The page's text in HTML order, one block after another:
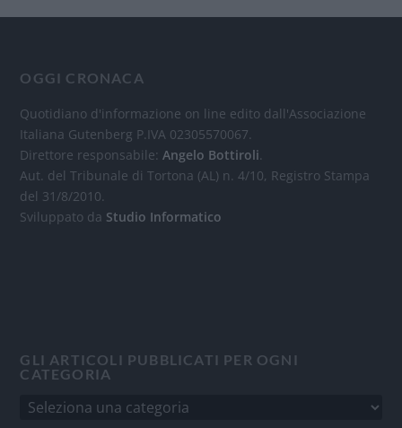
OGGI CRONACA
Quotidiano d'informazione on line edito dall'Associazione
Italiana Gutenberg P.IVA 02305570067.
Direttore responsabile:Angelo Bottiroli.
Aut. del Tribunale di Tortona (AL) n. 4/10, Registro Stampa
del 31/8/2010.
Sviluppato da Studio Informatico
GLI ARTICOLI PUBBLICATI PER OGNI
CATEGORIA